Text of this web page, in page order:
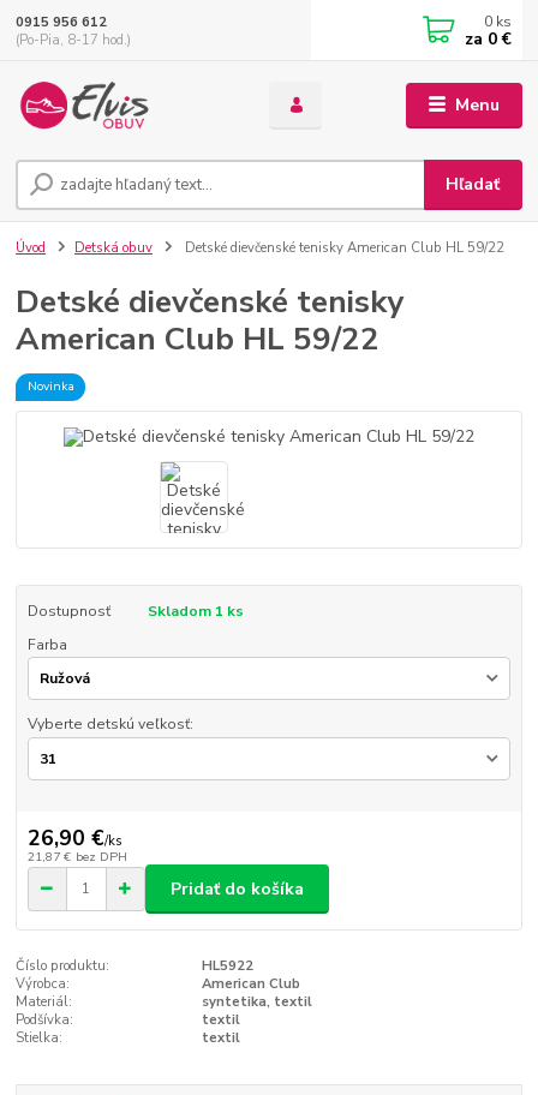
Menu
Hľadať
0915 956 612
(Po-Pia, 8-17 hod.)
0 ks
za 0 €
Úvod Detská obuv Detské dievčenské tenisky American Club HL 59/22
Detské dievčenské tenisky
American Club HL 59/22
Novinka
Dostupnosť
Skladom 1 ks
Farba
Vyberte detskú veľkosť:
26,90 €/ks
21,87 € bez DPH
Pridať do košíka
Číslo produktu:
HL5922
Výrobca:
American Club
Materiál:
syntetika, textil
Podšívka:
textil
Stielka:
textil